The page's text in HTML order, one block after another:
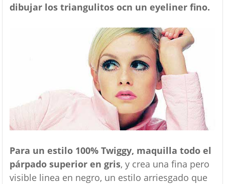
dibujar los triangulitos ocn un eyeliner fino.
Para un estilo 100% Twiggy, maquilla todo el
párpado superior en gris, y crea una fina pero
visible linea en negro, un estilo arriesgado que